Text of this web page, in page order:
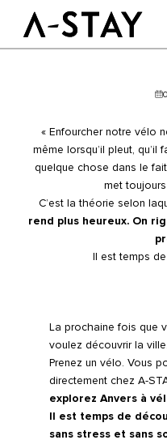
Logo A-stay
Groupes
« Enfourcher notre vélo
même lorsqu’il pleut, qu’il
quelque chose dans le
met
C’est la théorie selon
rend plus heureux. On
Il est temps
La prochaine fois que
voulez découvrir la ville.
Prenez un vélo. Vous
directement chez A-
explorez Anvers à
Il est temps de
sans stress et sans